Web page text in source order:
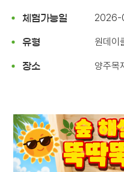
체험가능일 2026-
유형 원데이
장소 양주목